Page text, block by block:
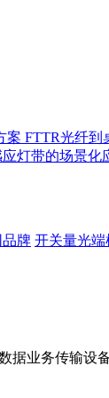
案 FTTR光纤到
灯带的场景化
牌 开关量光端
据业务传输